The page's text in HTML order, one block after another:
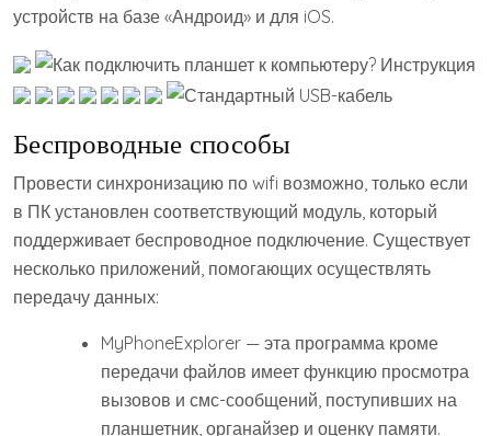
устройств на базе «Андроид» и для iOS.
Беспроводные способы
Провести синхронизацию по wifi возможно, только если
в ПК установлен соответствующий модуль, который
поддерживает беспроводное подключение. Существует
несколько приложений, помогающих осуществлять
передачу данных:
MyPhoneExplorer — эта программа кроме
передачи файлов имеет функцию просмотра
вызовов и смс-сообщений, поступивших на
планшетник, органайзер и оценку памяти.